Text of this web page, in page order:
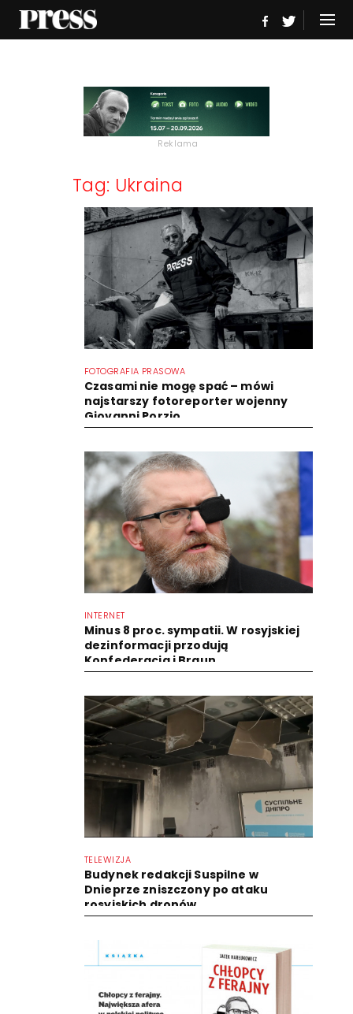
Reklama
Tag: Ukraina
FOTOGRAFIA PRASOWA
Czasami nie mogę spać – mówi
najstarszy fotoreporter wojenny
Giovanni Porzio
INTERNET
Minus 8 proc. sympatii. W rosyjskiej
dezinformacji przodują
Konfederacja i Braun
TELEWIZJA
Budynek redakcji Suspilne w
Dnieprze zniszczony po ataku
rosyjskich dronów